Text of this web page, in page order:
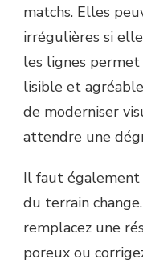
matchs. Elles
irrégulières si
les lignes
lisible et
de moderniser
attendre une
Il faut
du terrain
remplacez une
poreux ou